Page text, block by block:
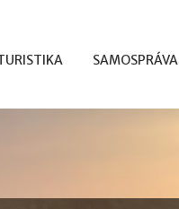
SAMOSPRÁVA